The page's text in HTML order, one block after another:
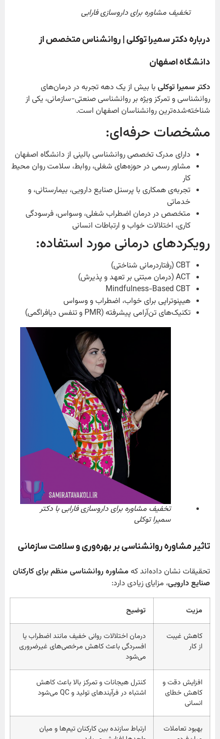
تخفیف مشاوره برای داروسازی فارابی
درباره دکتر سمیرا توکلی | روانشناس متخصص از
دانشگاه اصفهان
دکتر سمیرا توکلیبا بیش از یک دهه تجربه در درمان‌های
روانشناسی و تمرکز ویژه بر روانشناسی صنعتی-سازمانی، یکی از
شناخته‌شده‌ترین روانشناسان اصفهان است.
مشخصات حرفه‌ای:
دارای مدرک تخصصی روانشناسی بالینی از دانشگاه اصفهان
مشاور رسمی در حوزه‌های شغلی، روابط، سلامت روان محیط
تجربه‌ی همکاری با پرسنل صنایع دارویی، بیمارستانی، و
خدماتی
متخصص در درمان اضطراب شغلی، وسواس، فرسودگی
کاری، اختلالات خواب و ارتباطات انسانی
رویکردهای درمانی مورد استفاده:
CBT (رفتاردرمانی شناختی)
ACT (درمان مبتنی بر تعهد و پذیرش)
Mindfulness-Based CBT
هیپنوتراپی برای خواب، اضطراب و وسواس
تکنیک‌های تن‌آرامی پیشرفته (PMR و تنفس دیافراگمی)
تخفیف مشاوره برای داروسازی فارابی با دکتر
سمیرا توکلی
تاثیر مشاوره روانشناسی بر بهره‌وری و سلامت سازمانی
تحقیقات نشان داده‌اند کهمشاوره روانشناسی منظم برای کارکنان
صنایع دارویی، مزایای زیادی دارد:
مزیت توضیح
کاهش غیبت
از کار
درمان اختلالات روانی خفیف مانند اضطراب یا
افسردگی باعث کاهش مرخصی‌های غیرضروری
می‌شود
افزایش دقت و
کاهش خطای
انسانی
کنترل هیجانات و تمرکز بالا باعث کاهش
اشتباه در فرآیندهای تولید و QC می‌شود
بهبود تعاملات
ارتباط سازنده بین کارکنان تیم‌ها و میان